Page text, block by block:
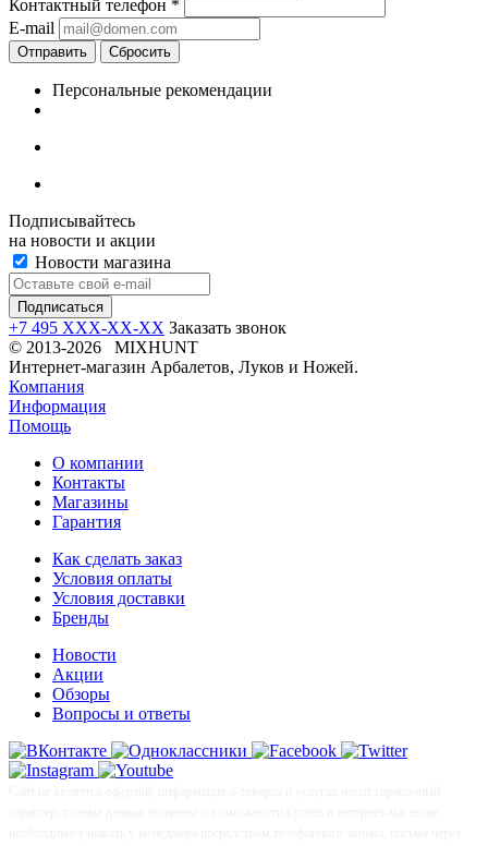
Контактный телефон *
E-mail
Отправить Сбросить
Персональные рекомендации
Подписывайтесь
на новости и акции
Новости магазина
+7 495 XXX-XX-XX Заказать звонок
© 2013-2026 MIXHUNT
Интернет-магазин Арбалетов, Луков и Ножей.
Компания
Информация
Помощь
О компании
Контакты
Магазины
Гарантия
Как сделать заказ
Условия оплаты
Условия доставки
Бренды
Новости
Акции
Обзоры
Вопросы и ответы